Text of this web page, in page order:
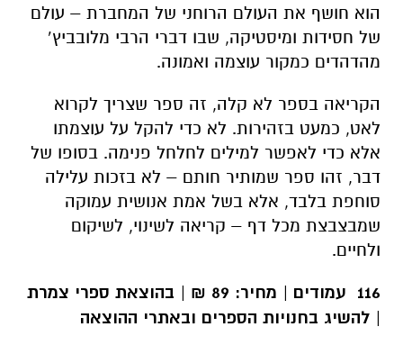
הוא חושף את העולם הרוחני של המחברת – עולם
של חסידות ומיסטיקה, שבו דברי הרבי מלובביץ’
מהדהדים כמקור עוצמה ואמונה.
הקריאה בספר לא קלה, זה ספר שצריך לקרוא
לאט, כמעט בזהירות. לא כדי להקל על עוצמתו
אלא כדי לאפשר למילים לחלחל פנימה. בסופו של
דבר, זהו ספר שמותיר חותם – לא בזכות עלילה
סוחפת בלבד, אלא בשל אמת אנושית עמוקה
שמבצבצת מכל דף – קריאה לשינוי, לשיקום
ולחיים.
116 עמודים | מחיר: 89 ₪ | בהוצאת ספרי צמרת
| להשיג בחנויות הספרים ובאתרי ההוצאה